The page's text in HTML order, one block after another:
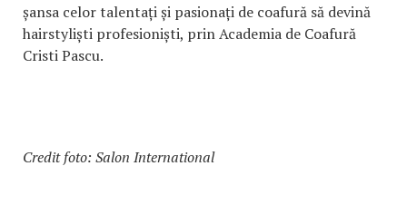
șansa celor talentați și pasionați de coafură să devină
hairstyliști profesioniști, prin Academia de Coafură
Cristi Pascu.
Credit foto: Salon International